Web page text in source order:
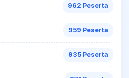
962 Peserta
959 Peserta
935 Peserta